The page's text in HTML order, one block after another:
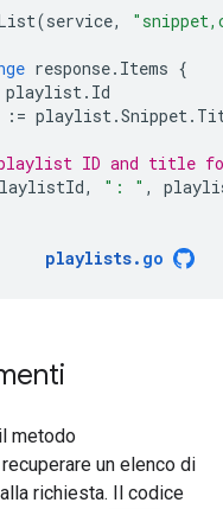
(service,
response. Items {
playlist. Id
:= playlist.Snippet.
ID and title
, ": " ,
playlists. go
metodo
un elenco di
richiesta. Il codice